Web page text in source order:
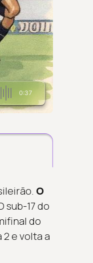
0:37
O
sub-17 do
do
e volta a